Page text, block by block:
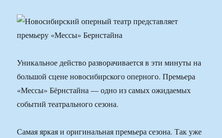
Уникальное действо разворачивается в эти минуты на
большой сцене новосибирского оперного. Премьера
«Мессы» Бёрнстайна — одно из самых ожидаемых
событий театрального сезона.
Самая яркая и оригинальная премьера сезона. Так уже